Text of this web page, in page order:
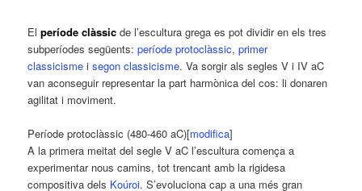
Elperíode clàssic de l’escultura grega es pot dividir en els tres
subperíodes següents:període protoclàssic,primer
classicisme isegon classicisme. Va sorgir als segles V i IV aC
van aconseguir representar la part harmònica del cos: li donaren
agilitat i moviment.
Període protoclàssic (480-460 aC)[modifica]
A la primera meitat del segle V aC l’escultura comença a
experimentar nous camins, tot trencant amb la rigidesa
compositiva dels Koúroi. S’evoluciona cap a una més gran